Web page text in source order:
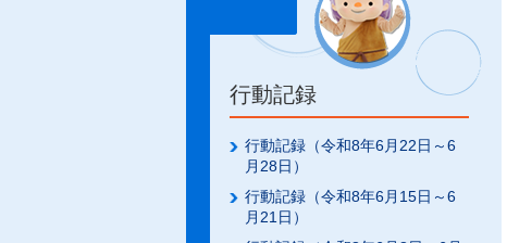
行動記録
行動記録（令和8年6月22日～6
月28日）
行動記録（令和8年6月15日～6
月21日）